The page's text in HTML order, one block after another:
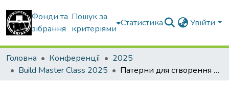
Фонди та
зібрання
Пошук за
критеріями
Статистика Увійти
Головна Конференції
2025
Build Master Class 2025
Патерни для створення маштабованих веб-додатків за допомогою React